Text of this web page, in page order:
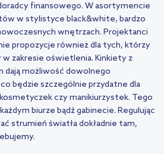
finansowego. W asortymencie
w stylistyce black&white, bardzo
wnętrzach. Projektanci
propozycje również dla tych, którzy
zakresie oświetlenia. Kinkiety z
dają możliwość dowolnego
będzie szczególnie przydatne dla
czy manikiurzystek. Tego
biurze bądź gabinecie. Regulując
strumień światła dokładnie tam,